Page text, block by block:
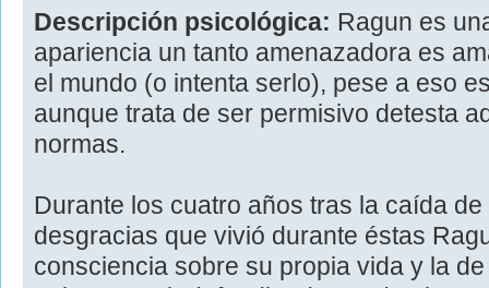
Descripción psicológica: Ragun es
apariencia un tanto amenazadora es
el mundo (o intenta serlo), pese a eso
aunque trata de ser permisivo detesta
normas.
Durante los cuatro años tras la caída
desgracias que vivió durante éstas
consciencia sobre su propia vida y la